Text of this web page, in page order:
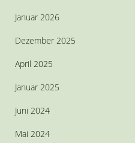
Januar 2026
Dezember 2025
April 2025
Januar 2025
Juni 2024
Mai 2024